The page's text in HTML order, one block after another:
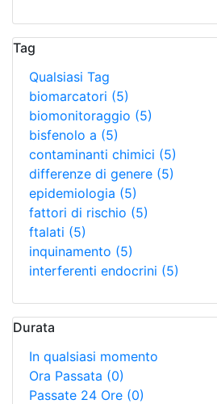
Tag
Qualsiasi Tag
biomarcatori (5)
biomonitoraggio (5)
bisfenolo a (5)
contaminanti chimici (5)
differenze di genere (5)
epidemiologia (5)
fattori di rischio (5)
ftalati (5)
inquinamento (5)
interferenti endocrini (5)
Durata
In qualsiasi momento
Ora Passata (0)
Passate 24 Ore (0)